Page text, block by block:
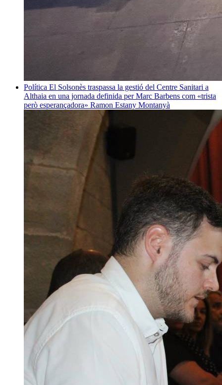
Política El Solsonès traspassa la gestió del Centre Sanitari a
Althaia en una jornada definida per Marc Barbens com «trista
però esperançadora» Ramon Estany Montanyà